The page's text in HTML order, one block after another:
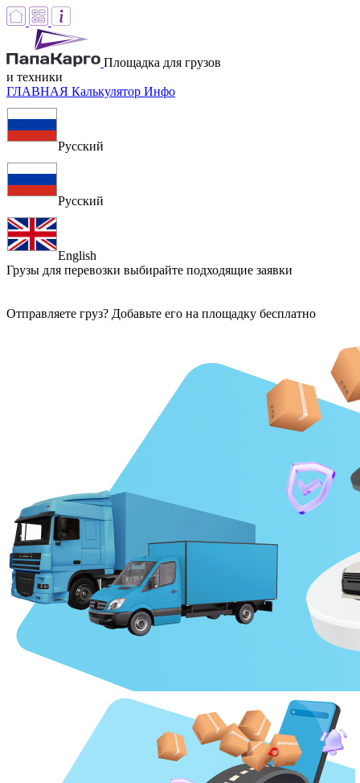
Площадка для грузов
и техники
ГЛАВНАЯ Калькулятор Инфо
Русский
Русский
English
Грузы для перевозки выбирайте подходящие заявки
Отправляете груз? Добавьте его на площадку бесплатно